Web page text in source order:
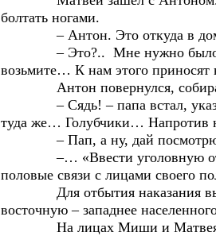
болтать ногами.
– Антон. Это откуда в
– Это?.. Мне нужно было в
возьмите… К нам этого
Антон повернулся,
– Сядь! – папа встал, указал
туда же… Голубчики… Напротив
– Пап, а ну, дай посмотрю… –
–… «Ввести уголовную
половые связи с лицами своего
Для отбытия наказания
восточную – западнее
На лицах Миши и Матвея был